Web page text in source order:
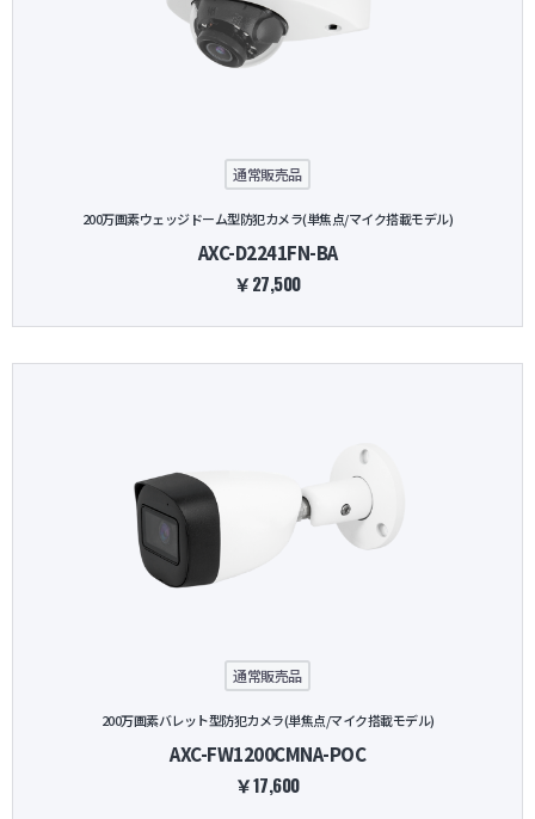
通常販売品
200万画素ウェッジドーム型防犯カメラ(単焦点/マイク搭載モデル)
AXC-D2241FN-BA
￥27,500
通常販売品
200万画素バレット型防犯カメラ(単焦点/マイク搭載モデル)
AXC-FW1200CMNA-POC
￥17,600